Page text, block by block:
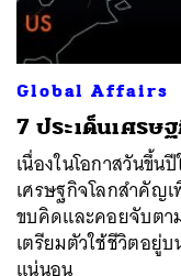
Global Affairs
7 ประเด็นเศรษ
เนื่องในโอกาสวันขึ้น
เศรษฐกิจโลกสำคัญ
ขบคิดและคอยจับตา
เตรียมตัวใช้ชีวิตอยู่
แน่นอน